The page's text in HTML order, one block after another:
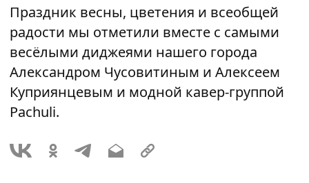
Праздник весны, цветения и всеобщей
радости мы отметили вместе с самыми
весёлыми диджеями нашего города
Александром Чусовитиным и Алексеем
Куприянцевым и модной кавер-группой
Pachuli.